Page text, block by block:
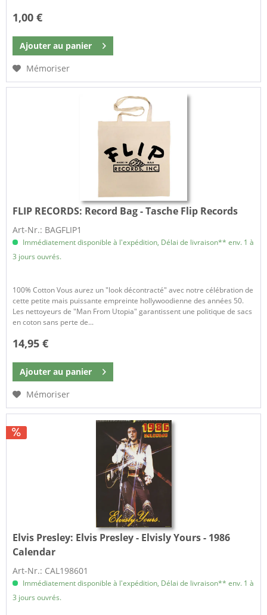
1,00 €
Ajouter au panier
Mémoriser
FLIP RECORDS: Record Bag - Tasche Flip Records
Art-Nr.: BAGFLIP1
Immédiatement disponible à l'expédition, Délai de livraison** env. 1 à
3 jours ouvrés.
100% Cotton Vous aurez un "look décontracté" avec notre célébration de
cette petite mais puissante empreinte hollywoodienne des années 50.
Les nettoyeurs de "Man From Utopia" garantissent une politique de sacs
en coton sans perte de...
14,95 €
Ajouter au panier
Mémoriser
Elvis Presley: Elvis Presley - Elvisly Yours - 1986
Calendar
Art-Nr.: CAL198601
Immédiatement disponible à l'expédition, Délai de livraison** env. 1 à
3 jours ouvrés.